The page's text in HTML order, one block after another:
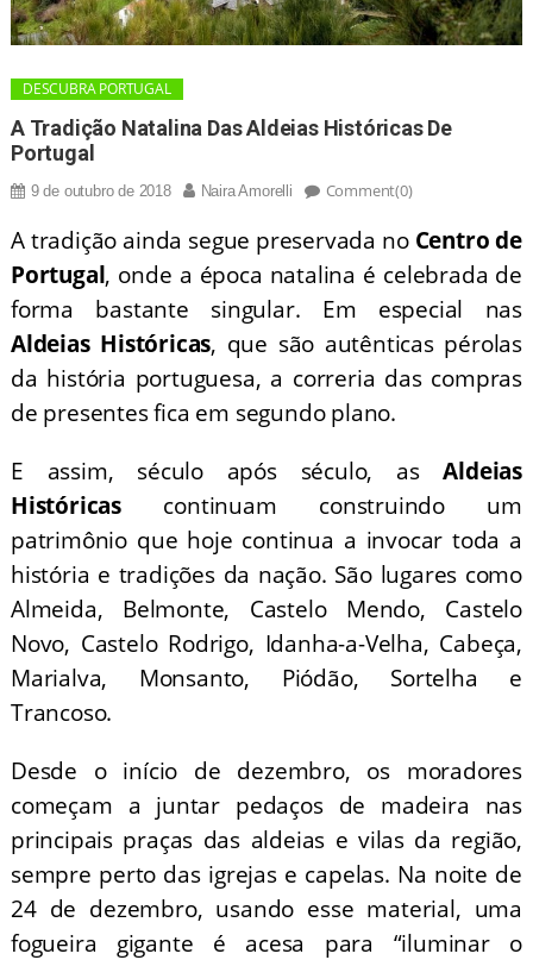
DESCUBRA PORTUGAL
A Tradição Natalina Das Aldeias Históricas De
Portugal
9 de outubro de 2018 Naira Amorelli Comment(0)
A tradição ainda segue preservada no Centro de
Portugal, onde a época natalina é celebrada de
forma bastante singular. Em especial nas
Aldeias Históricas, que são autênticas pérolas
da história portuguesa, a correria das compras
de presentes fica em segundo plano.
E assim, século após século, asAldeias
Históricascontinuam construindo um
patrimônio que hoje continua a invocar toda a
história e tradições da nação. São lugares como
Almeida, Belmonte, Castelo Mendo, Castelo
Novo, Castelo Rodrigo, Idanha-a-Velha, Cabeça,
Marialva, Monsanto, Piódão, Sortelha e
Trancoso.
Desde o início de dezembro, os moradores
começam a juntar pedaços de madeira nas
principais praças das aldeias e vilas da região,
sempre perto das igrejas e capelas. Na noite de
24 de dezembro, usando esse material, uma
fogueira gigante é acesa para “iluminar o